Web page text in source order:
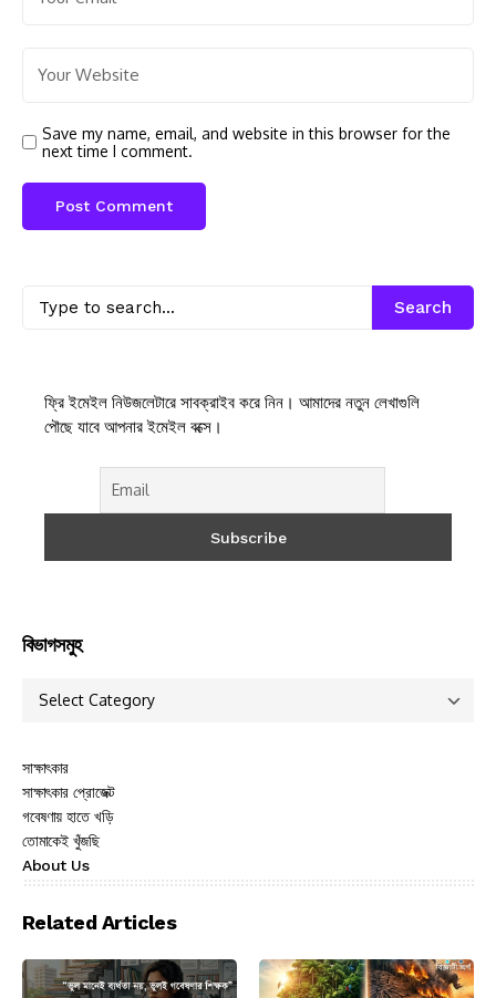
Save my name, email, and website in this browser for the
next time I comment.
Search
ফ্রি ইমেইল নিউজলেটারে সাবক্রাইব করে নিন। আমাদের নতুন লেখাগুলি
পৌছে যাবে আপনার ইমেইল বক্সে।
বিভাগসমুহ
সাক্ষাৎকার
সাক্ষাৎকার প্রোজেক্ট
গবেষণায় হাতে খড়ি
তোমাকেই খুঁজছি
About Us
Related Articles